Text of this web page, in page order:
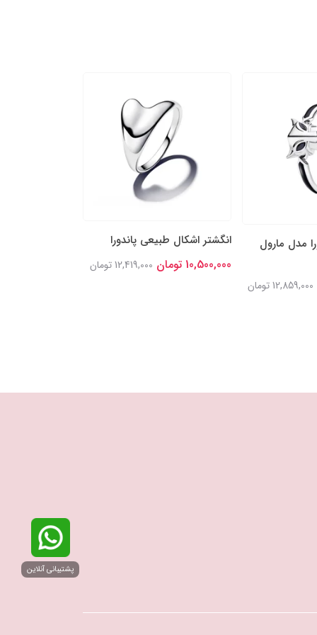
مدل مارول
12,859,000 تومان
انگشتر اشکال طبیعی پاندورا
10,500,000 تومان 12,419,000 تومان
پشتیبانی آنلاین